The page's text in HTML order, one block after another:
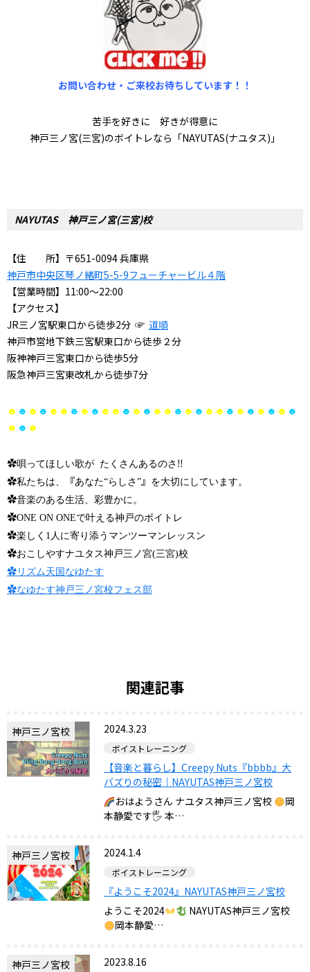
お問い合わせ・ご来校お待ちしています！！
苦手を好きに 好きが得意に
神戸三ノ宮(三宮)のボイトレなら「NAYUTAS(ナユタス)」
NAYUTAS 神戸三ノ宮(三宮)校
【住 所】〒651-0094 兵庫県
神戸市中央区琴ノ緒町5-5-9フューチャービル４階
【営業時間】11:00～22:00
【アクセス】
JR三ノ宮駅東口から徒歩2分 ☞ 道順
神戸市営地下鉄三宮駅東口から徒歩２分
阪神神戸三宮東口から徒歩5分
阪急神戸三宮東改札から徒歩7分
☻ ☻ ☻ ☻ ☻☻ ☻ ☻ ☻ ☻☻ ☻ ☻ ☻ ☻☻ ☻ ☻ ☻ ☻☻ ☻ ☻ ☻ ☻ ☻ ☻ ☻
☻ ☻ ☻
✿唄ってほしい歌が たくさんあるのさ ‼︎
✿私たちは、 『あなた“らしさ” 』 を大切にしています。
✿音楽のある生活、彩豊かに。
✿ONE ON ONEで叶える神戸のボイトレ
✿楽しく1人に寄り添うマンツーマンレッスン
✿おこしやすナユタス神戸三ノ宮(三宮)校
✿ リズム天国なゆたす
✿なゆたす神戸三ノ宮校フェス部
関連記事
神戸三ノ宮校 2024.3.23
ボイストレーニング
【音楽と暮らし】Creepy Nuts『bbbb』大
バズりの秘密｜NAYUTAS神戸三ノ宮校
おはようさん ナユタス神戸三ノ宮校
岡
本静愛です🖐 本…
神戸三ノ宮校 2024.1.4
ボイストレーニング
『ようこそ2024』NAYUTAS神戸三ノ宮校
ようこそ2024
NAYUTAS神戸三ノ宮校
岡本静愛…
神戸三ノ宮校 2023.8.16